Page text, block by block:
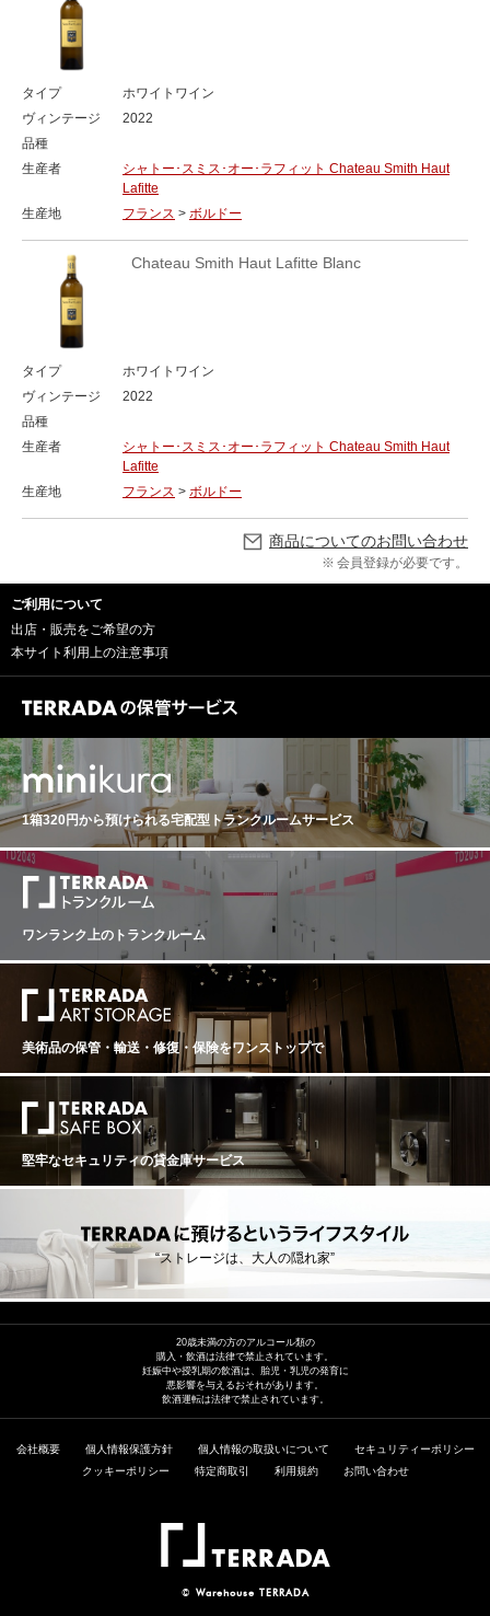
タイプ
ホワイトワイン
ヴィンテージ
2022
品種
生産者
シャトー･スミス･オー･ラフィット Chateau Smith Haut
Lafitte
生産地
フランス > ボルドー
Chateau Smith Haut Lafitte Blanc
タイプ
ホワイトワイン
ヴィンテージ
2022
品種
生産者
シャトー･スミス･オー･ラフィット Chateau Smith Haut
Lafitte
生産地
フランス > ボルドー
商品についてのお問い合わせ
会員登録が必要です。
ご利用について
出店・販売をご希望の方
本サイト利用上の注意事項
1箱320円から預けられる宅配型トランクルームサービス
ワンランク上のトランクルーム
美術品の保管・輸送・修復・保険をワンストップで
堅牢なセキュリティの貸金庫サービス
“ストレージは、大人の隠れ家”
20歳未満の方のアルコール類の
購入・飲酒は法律で禁止されています。
妊娠中や授乳期の飲酒は、胎児・乳児の発育に
悪影響を与えるおそれがあります。
飲酒運転は法律で禁止されています。
会社概要 個人情報保護方針 個人情報の取扱いについて
セキュリティーポリシー
クッキーポリシー
特定商取引 利用規約 お問い合わせ
© Warehouse TERRADA